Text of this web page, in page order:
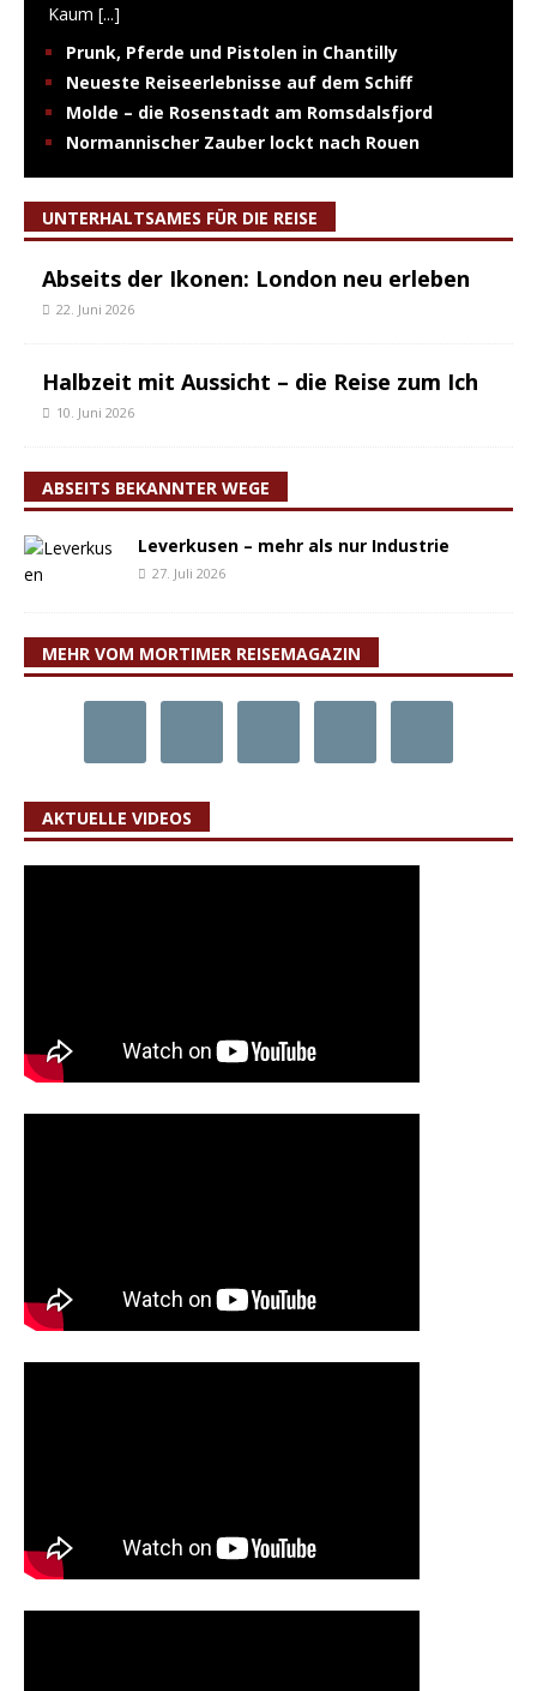
Kaum [...]
Prunk, Pferde und Pistolen in Chantilly
Neueste Reiseerlebnisse auf dem Schiff
Molde – die Rosenstadt am Romsdalsfjord
Normannischer Zauber lockt nach Rouen
UNTERHALTSAMES FÜR DIE REISE
Abseits der Ikonen: London neu erleben
22. Juni 2026
Halbzeit mit Aussicht – die Reise zum Ich
10. Juni 2026
ABSEITS BEKANNTER WEGE
Leverkusen – mehr als nur Industrie
27. Juli 2026
MEHR VOM MORTIMER REISEMAGAZIN
AKTUELLE VIDEOS